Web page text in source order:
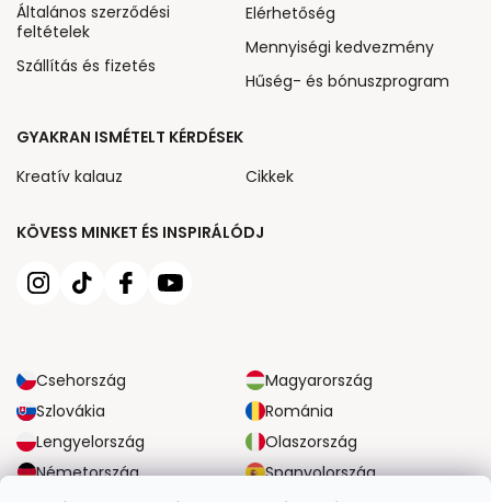
KÖVESS MINKET ÉS INSPIRÁLÓDJ
Csehország
Magyarország
Szlovákia
Románia
Lengyelország
Olaszország
Németország
Spanyolország
Általános szerződési
feltételek
Szállítás és fizetés
Elérhetőség
Mennyiségi kedvezmény
Hűség- és bónuszprogram
GYAKRAN ISMÉTELT KÉRDÉSEK
Kreatív kalauz
Cikkek